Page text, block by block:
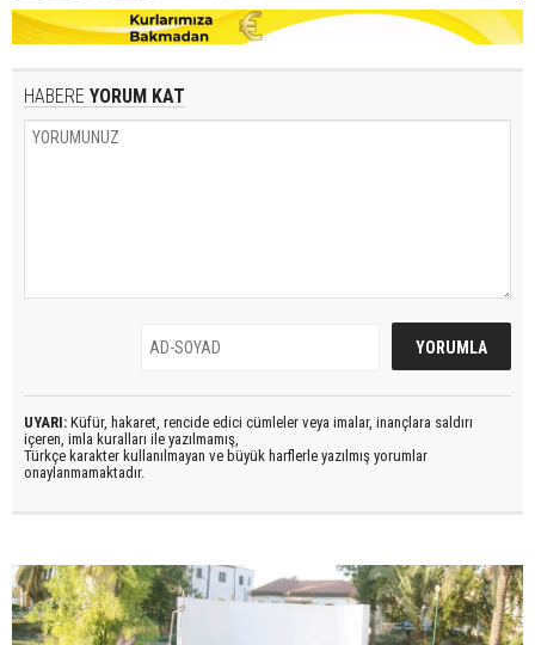
HABERE YORUM KAT
UYARI: Küfür, hakaret, rencide edici cümleler veya imalar, inançlara saldırı
içeren, imla kuralları ile yazılmamış,
Türkçe karakter kullanılmayan ve büyük harflerle yazılmış yorumlar
onaylanmamaktadır.